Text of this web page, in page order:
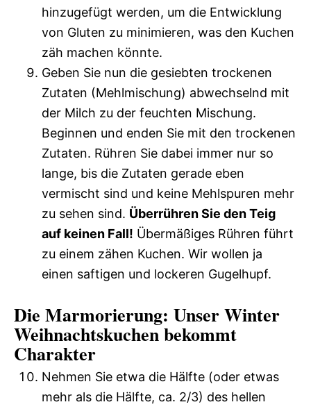
hinzugefügt werden, um die Entwicklung
von Gluten zu minimieren, was den Kuchen
zäh machen könnte.
Geben Sie nun die gesiebten trockenen
Zutaten (Mehlmischung) abwechselnd mit
der Milch zu der feuchten Mischung.
Beginnen und enden Sie mit den trockenen
Zutaten. Rühren Sie dabei immer nur so
lange, bis die Zutaten gerade eben
vermischt sind und keine Mehlspuren mehr
zu sehen sind. Überrühren Sie den Teig
auf keinen Fall! Übermäßiges Rühren führt
zu einem zähen Kuchen. Wir wollen ja
einen saftigen und lockeren Gugelhupf.
Die Marmorierung: Unser Winter
Weihnachtskuchen bekommt
Charakter
Nehmen Sie etwa die Hälfte (oder etwas
mehr als die Hälfte, ca. 2/3) des hellen